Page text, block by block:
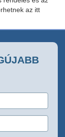
az itt